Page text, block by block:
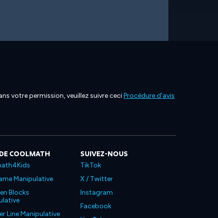
votre permission, veuillez suivre ceciProcédure d'avis
COOLMATH
Manipulative
Blocks
Line Manipulative
SUIVEZ-NOUS
TikTok
X / Twitter
Instagram
Facebook